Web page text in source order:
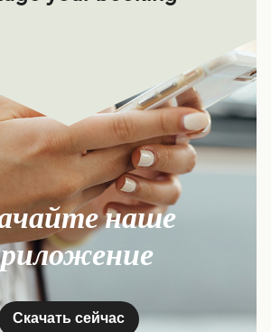
наше
Скачать сейчас